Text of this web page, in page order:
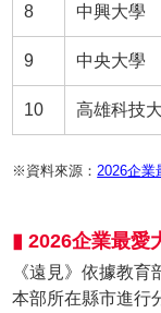
8 中興大學
9 中央大學
10 高雄科技
※資料來源： 2026企業
▮ 2026企業最愛
《遠見》依據教
本部所在縣市進行